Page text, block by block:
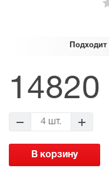
Подходит
14820
4 шт.